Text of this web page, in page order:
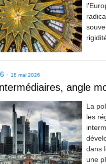
- 18 mai 2026
angle
La
les
dans
une